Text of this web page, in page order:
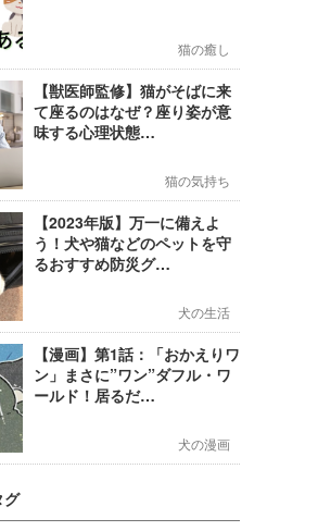
猫の癒し
【獣医師監修】猫がそばに来
て座るのはなぜ？座り姿が意
味する心理状態…
猫の気持ち
【2023年版】万一に備えよ
う！犬や猫などのペットを守
るおすすめ防災グ…
犬の生活
【漫画】第1話：「おかえりワ
ン」まさに”ワン”ダフル・ワ
ールド！居るだ…
犬の漫画
グ